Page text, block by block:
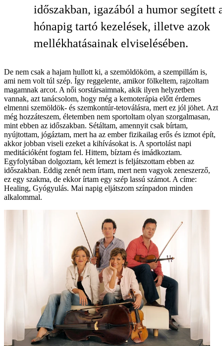
időszakban, igazából a humor segített
hónapig tartó kezelések, illetve azok
mellékhatásainak elviselésében.
De nem csak a hajam hullott ki, a szemöldököm, a szempillám is,
ami nem volt túl szép. Így reggelente, amikor fölkeltem, rajzoltam
magamnak arcot. A női sorstársaimnak, akik ilyen helyzetben
vannak, azt tanácsolom, hogy még a kemoterápia előtt érdemes
elmenni szemöldök- és szemkontúr-tetoválásra, mert ez jól jöhet. Azt
még hozzáteszem, életemben nem sportoltam olyan szorgalmasan,
mint ebben az időszakban. Sétáltam, amennyit csak bírtam,
nyújtottam, jógáztam, mert ha az ember fizikailag erős és izmot épít,
akkor jobban viseli ezeket a kihívásokat is. A sportolást napi
meditációként fogtam fel. Hittem, bíztam és imádkoztam.
Egyfolytában dolgoztam, két lemezt is feljátszottam ebben az
időszakban. Eddig zenét nem írtam, mert nem vagyok zeneszerző,
ez egy szakma, de ekkor írtam egy szép lassú számot. A címe:
Healing, Gyógyulás. Mai napig eljátszom színpadon minden
alkalommal.